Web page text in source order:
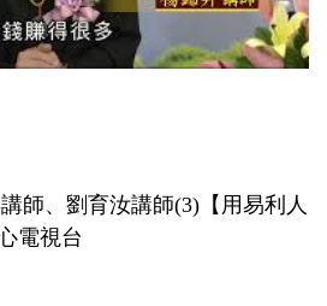
師、劉育汝講師(3)【用易利人
電視台